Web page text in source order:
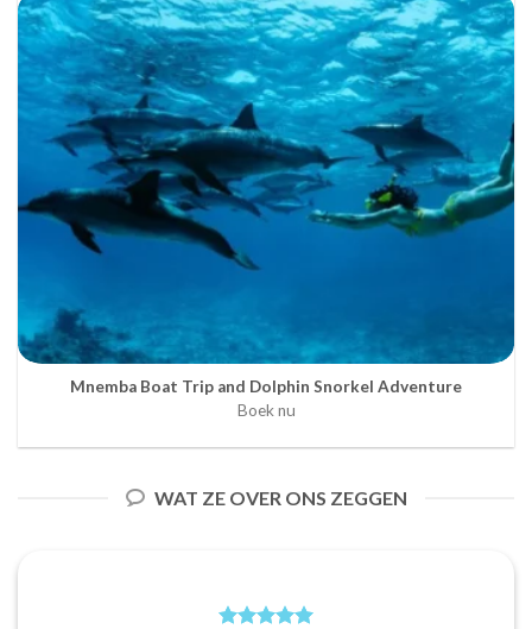
Mnemba Boat Trip and Dolphin Snorkel Adventure
Boek nu
WAT ZE OVER ONS ZEGGEN